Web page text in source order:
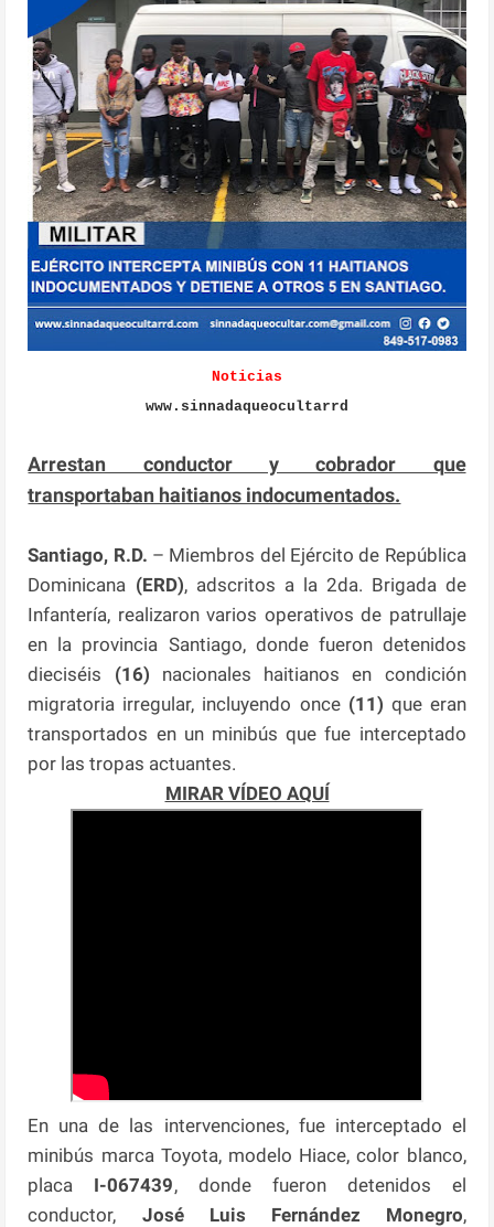
Noticias
www.sinnadaqueocultarrd
Arrestan conductor y cobrador que
transportaban haitianos indocumentados.
Santiago, R.D. – Miembros del Ejército de República
Dominicana (ERD), adscritos a la 2da. Brigada de
Infantería, realizaron varios operativos de patrullaje
en la provincia Santiago, donde fueron detenidos
dieciséis (16) nacionales haitianos en condición
migratoria irregular, incluyendo once (11) que eran
transportados en un minibús que fue interceptado
por las tropas actuantes.
MIRAR VÍDEO AQUÍ
En una de las intervenciones, fue interceptado el
minibús marca Toyota, modelo Hiace, color blanco,
placa I-067439, donde fueron detenidos el
conductor, José Luis Fernández Monegro,